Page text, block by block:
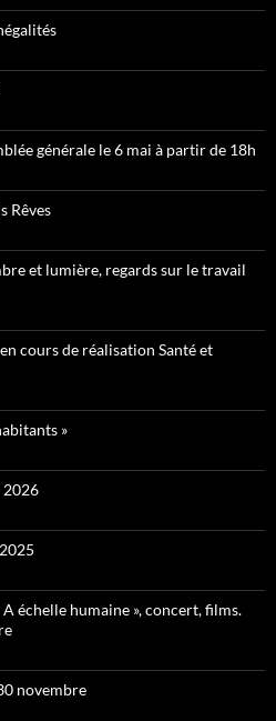
générale le 6 mai à partir de 18h
Rêves
et lumière, regards sur le travail
cours de réalisation Santé et
»
2026
échelle humaine », concert, films.
novembre